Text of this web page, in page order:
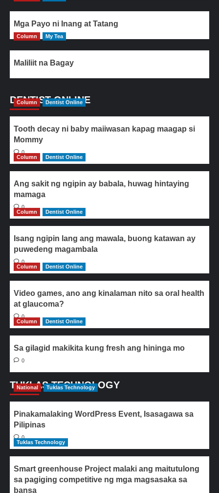
Mga Payo ni Inang at Tatang
Column My Tea
Maliliit na Bagay
DENTIST ONLINE
Column Dentist Online
Tooth decay ni baby maiiwasan kapag maagap si
Mommy
0
Column
Dentist Online
Ang sakit ng ngipin ay babala, huwag hintaying
mamaga
0
Column
Dentist Online
Isang ngipin lang ang mawala, buong katawan ay
puwedeng magambala
0
Column
Dentist Online
Video games, ano ang kinalaman nito sa oral health
at glaucoma?
0
Column
Dentist Online
Sa gilagid makikita kung fresh ang hininga mo
0
TUKLAS TECHNOLOGY
National Tuklas Technology
Pinakamalaking WordPress Event, Isasagawa sa
Pilipinas
0
Tuklas Technology
Smart greenhouse Project malaki ang maitutulong
sa pagiging competitive ng mga magsasaka sa
bansa